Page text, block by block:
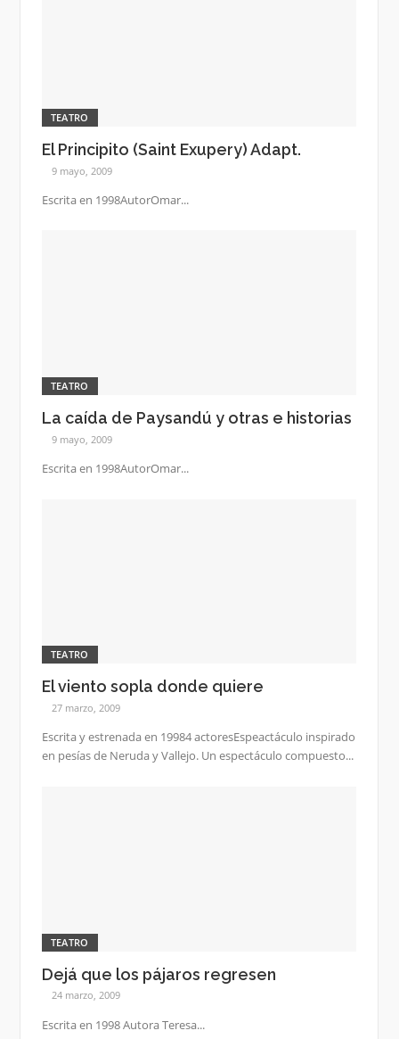
TEATRO
El Principito (Saint Exupery) Adapt.
9 mayo, 2009
Escrita en 1998AutorOmar...
TEATRO
La caída de Paysandú y otras e historias
9 mayo, 2009
Escrita en 1998AutorOmar...
TEATRO
El viento sopla donde quiere
27 marzo, 2009
Escrita y estrenada en 19984 actoresEspeactáculo inspirado
en pesías de Neruda y Vallejo. Un espectáculo compuesto...
TEATRO
Dejá que los pájaros regresen
24 marzo, 2009
Escrita en 1998 Autora Teresa...